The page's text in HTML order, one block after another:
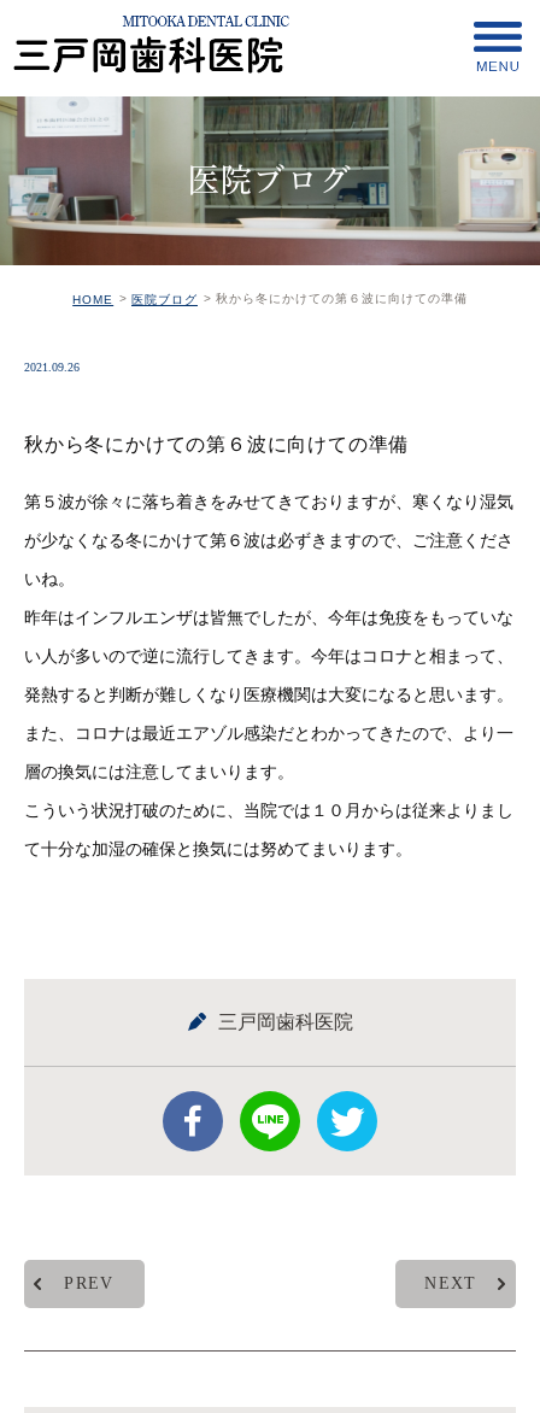
医院ブログ
HOME 医院ブログ 秋から冬にかけての第６波に向けての準備
2021.09.26
秋から冬にかけての第６波に向けての準備
第５波が徐々に落ち着きをみせてきておりますが、寒くなり湿気
が少なくなる冬にかけて第６波は必ずきますので、ご注意くださ
いね。
昨年はインフルエンザは皆無でしたが、今年は免疫をもっていな
い人が多いので逆に流行してきます。今年はコロナと相まって、
発熱すると判断が難しくなり医療機関は大変になると思います。
また、コロナは最近エアゾル感染だとわかってきたので、より一
層の換気には注意してまいります。
こういう状況打破のために、当院では１０月からは従来よりまし
て十分な加湿の確保と換気には努めてまいります。
三戸岡歯科医院
PREV NEXT